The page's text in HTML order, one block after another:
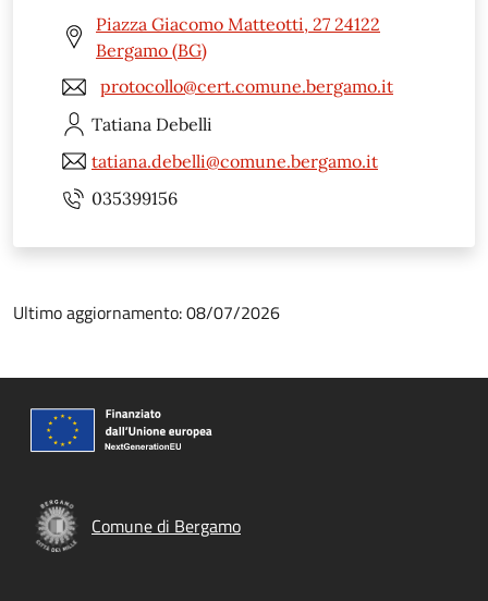
Piazza Giacomo Matteotti, 27 24122
Bergamo (BG)
protocollo@cert.comune.bergamo.it
Tatiana Debelli
tatiana.debelli@comune.bergamo.it
035399156
Ultimo aggiornamento: 08/07/2026
Comune di Bergamo